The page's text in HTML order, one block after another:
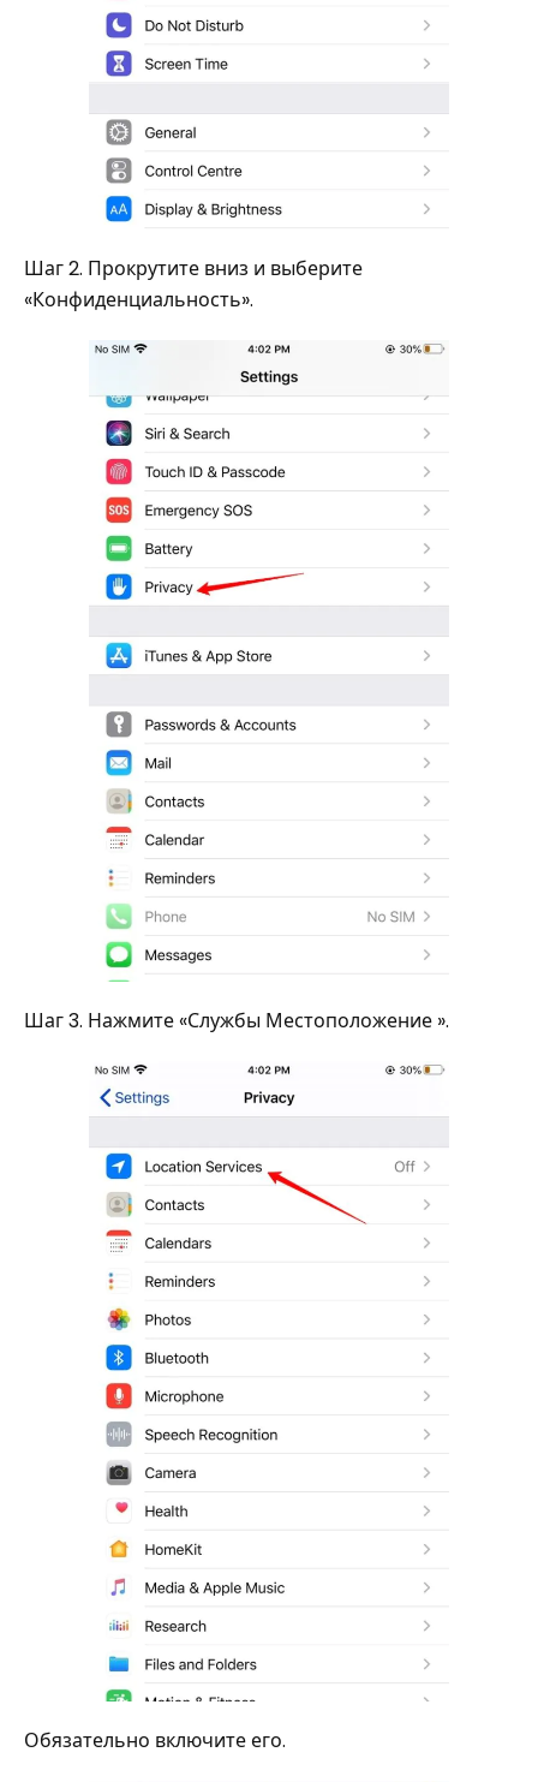
Шаг 2. Прокрутите вниз и выберите
«Конфиденциальность».
Шаг 3. Нажмите «Службы Местоположение ».
Обязательно включите его.